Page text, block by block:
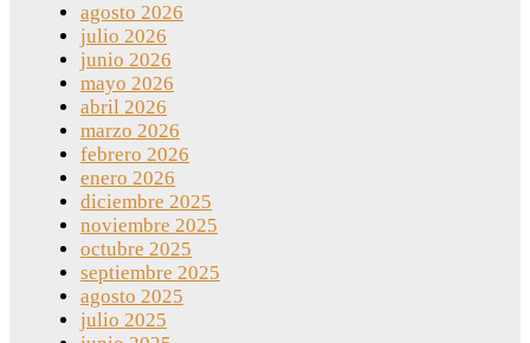
agosto 2026
julio 2026
junio 2026
mayo 2026
abril 2026
marzo 2026
febrero 2026
enero 2026
diciembre 2025
noviembre 2025
octubre 2025
septiembre 2025
agosto 2025
julio 2025